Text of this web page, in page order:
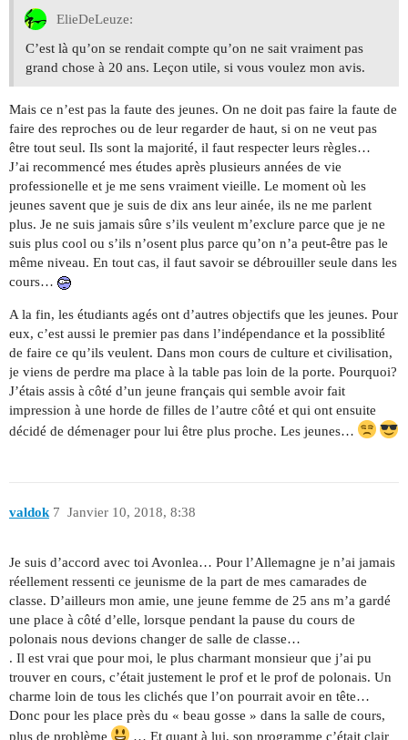
ElieDeLeuze:
C’est là qu’on se rendait compte qu’on ne sait vraiment pas
grand chose à 20 ans. Leçon utile, si vous voulez mon avis.
Mais ce n’est pas la faute des jeunes. On ne doit pas faire la faute de
faire des reproches ou de leur regarder de haut, si on ne veut pas
être tout seul. Ils sont la majorité, il faut respecter leurs règles…
J’ai recommencé mes études après plusieurs années de vie
professionelle et je me sens vraiment vieille. Le moment où les
jeunes savent que je suis de dix ans leur ainée, ils ne me parlent
plus. Je ne suis jamais sûre s’ils veulent m’exclure parce que je ne
suis plus cool ou s’ils n’osent plus parce qu’on n’a peut-être pas le
même niveau. En tout cas, il faut savoir se débrouiller seule dans les
cours…
A la fin, les étudiants agés ont d’autres objectifs que les jeunes. Pour
eux, c’est aussi le premier pas dans l’indépendance et la possiblité
de faire ce qu’ils veulent. Dans mon cours de culture et civilisation,
je viens de perdre ma place à la table pas loin de la porte. Pourquoi?
J’étais assis à côté d’un jeune français qui semble avoir fait
impression à une horde de filles de l’autre côté et qui ont ensuite
décidé de démenager pour lui être plus proche. Les jeunes…
valdok Janvier 10, 2018, 8:38
7
Je suis d’accord avec toi Avonlea… Pour l’Allemagne je n’ai jamais
réellement ressenti ce jeunisme de la part de mes camarades de
classe. D’ailleurs mon amie, une jeune femme de 25 ans m’a gardé
une place à côté d’elle, lorsque pendant la pause du cours de
polonais nous devions changer de salle de classe…
. Il est vrai que pour moi, le plus charmant monsieur que j’ai pu
trouver en cours, c’était justement le prof et le prof de polonais. Un
charme loin de tous les clichés que l’on pourrait avoir en tête…
Donc pour les place près du « beau gosse » dans la salle de cours,
plus de problème
… Et quant à lui, son programme c’était clair